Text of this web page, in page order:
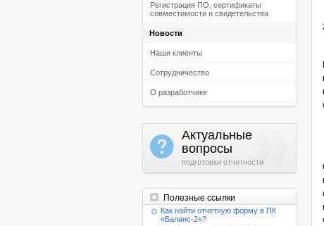
Регистрация ПО, сертификаты
совместимости и свидетельства
Новости
Наши клиенты
Сотрудничество
О разработчике
a Актуальные
вопросы
подготовки отчетности
Полезные ссылки
Как найти отчетную форму в ПК
«Баланс-2»?